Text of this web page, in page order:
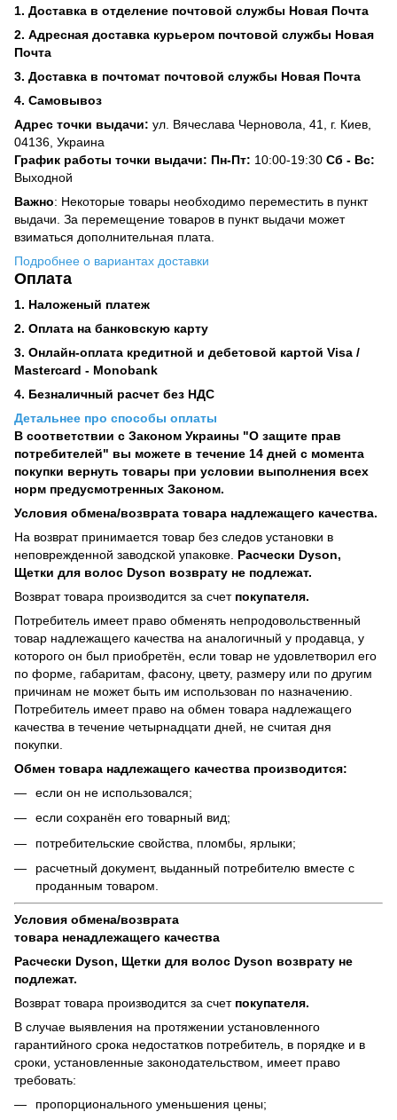
1. Доставка в отделение почтовой службы Новая Почта
2. Адресная доставка курьером почтовой службы Новая
Почта
3. Доставка в почтомат почтовой службы Новая Почта
4. Самовывоз
Адрес точки выдачи: ул. Вячеслава Черновола, 41, г. Киев,
04136, Украина
График работы точки выдачи: Пн-Пт: 10:00-19:30 Сб - Вс:
Выходной
Важно: Некоторые товары необходимо переместить в пункт
выдачи. За перемещение товаров в пункт выдачи может
взиматься дополнительная плата.
Подробнее о вариантах доставки
Оплата
1. Наложеный платеж
2. Оплата на банковскую карту
3. Онлайн-оплата кредитной и дебетовой картой Visa /
Mastercard - Monobank
4. Безналичный расчет без НДС
Детальнее про способы оплаты
В соответствии с Законом Украины "О защите прав
потребителей" вы можете в течение 14 дней с момента
покупки вернуть товары при условии выполнения всех
норм предусмотренных Законом.
Условия обмена/возврата товара надлежащего качества.
На возврат принимается товар без следов установки в
неповрежденной заводской упаковке. Расчески Dyson,
Щетки для волос Dyson возврату не подлежат.
Возврат товара производится за счет покупателя.
Потребитель имеет право обменять непродовольственный
товар надлежащего качества на аналогичный у продавца, у
которого он был приобретён, если товар не удовлетворил его
по форме, габаритам, фасону, цвету, размеру или по другим
причинам не может быть им использован по назначению.
Потребитель имеет право на обмен товара надлежащего
качества в течение четырнадцати дней, не считая дня
покупки.
Обмен товара надлежащего качества производится:
если он не использовался;
если сохранён его товарный вид;
потребительские свойства, пломбы, ярлыки;
расчетный документ, выданный потребителю вместе с
проданным товаром.
Условия обмена/возврата
товара ненадлежащего качества
Расчески Dyson, Щетки для волос Dyson возврату не
подлежат.
Возврат товара производится за счет покупателя.
В случае выявления на протяжении установленного
гарантийного срока недостатков потребитель, в порядке и в
сроки, установленные законодательством, имеет право
требовать:
пропорционального уменьшения цены;